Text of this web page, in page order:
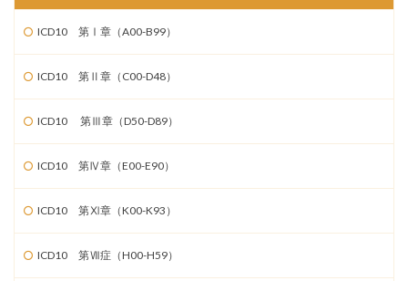
ICD10 第Ⅰ章（A00-B99）
ICD10 第Ⅱ章（C00-D48）
ICD10 第Ⅲ章（D50-D89）
ICD10 第Ⅳ章（E00-E90）
ICD10 第Ⅺ章（K00-K93）
ICD10 第Ⅶ症（H00-H59）